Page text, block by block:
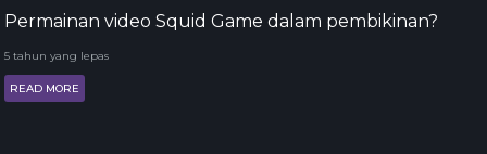
Permainan video Squid Game dalam pembikinan?
5 tahun yang lepas
READ MORE